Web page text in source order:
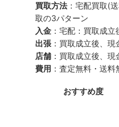
買取方法：宅配買取(
取の3パターン
入金 ：宅配：買取成立
出張：買取成立後、現
店舗 ：買取成立後、現
費用 ：査定無料・送
おすすめ